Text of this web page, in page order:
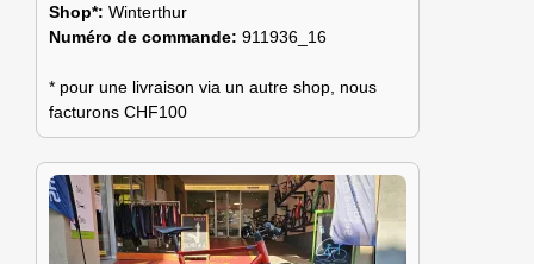
Shop*: Winterthur
Numéro de commande: 911936_16
* pour une livraison via un autre shop, nous
facturons CHF100